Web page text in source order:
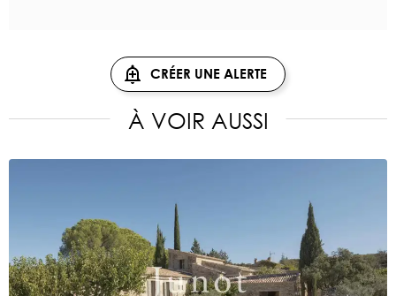
CRÉER UNE ALERTE
À VOIR AUSSI